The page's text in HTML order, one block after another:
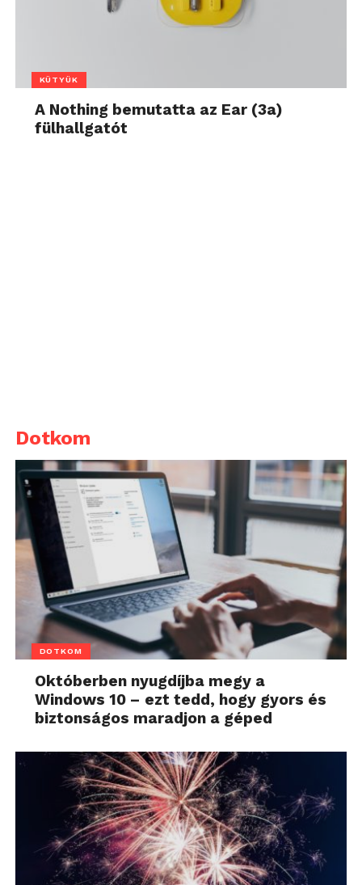
KÜTYÜK
A Nothing bemutatta az Ear (3a)
fülhallgatót
Dotkom
DOTKOM
Októberben nyugdíjba megy a
Windows 10 – ezt tedd, hogy gyors és
biztonságos maradjon a géped